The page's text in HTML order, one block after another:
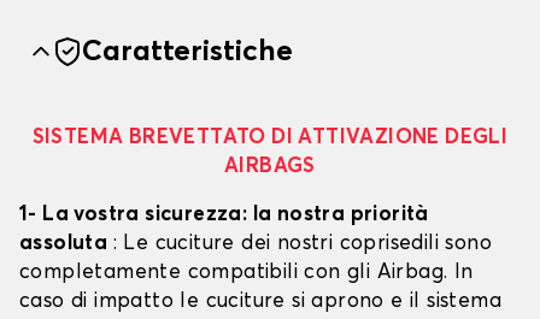
Caratteristiche
SISTEMA BREVETTATO DI ATTIVAZIONE DEGLI
AIRBAGS
1- La vostra sicurezza: la nostra priorità
assoluta : Le cuciture dei nostri coprisedili sono
completamente compatibili con gli Airbag. In
caso di impatto le cuciture si aprono e il sistema